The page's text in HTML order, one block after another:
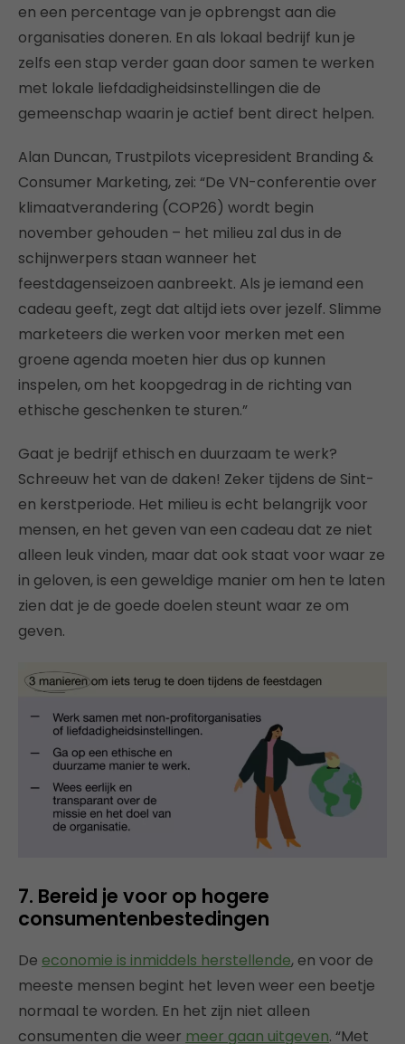
en een percentage van je opbrengst aan die
organisaties doneren. En als lokaal bedrijf kun je
zelfs een stap verder gaan door samen te werken
met lokale liefdadigheidsinstellingen die de
gemeenschap waarin je actief bent direct helpen.
Alan Duncan, Trustpilots vicepresident Branding &
Consumer Marketing, zei: “De VN-conferentie over
klimaatverandering (COP26) wordt begin
november gehouden – het milieu zal dus in de
schijnwerpers staan wanneer het
feestdagenseizoen aanbreekt. Als je iemand een
cadeau geeft, zegt dat altijd iets over jezelf. Slimme
marketeers die werken voor merken met een
groene agenda moeten hier dus op kunnen
inspelen, om het koopgedrag in de richting van
ethische geschenken te sturen.”
Gaat je bedrijf ethisch en duurzaam te werk?
Schreeuw het van de daken! Zeker tijdens de Sint-
en kerstperiode. Het milieu is echt belangrijk voor
mensen, en het geven van een cadeau dat ze niet
alleen leuk vinden, maar dat ook staat voor waar ze
in geloven, is een geweldige manier om hen te laten
zien dat je de goede doelen steunt waar ze om
geven.
7. Bereid je voor op hogere
consumentenbestedingen
De economie is inmiddels herstellende, en voor de
meeste mensen begint het leven weer een beetje
normaal te worden. En het zijn niet alleen
consumenten die weer meer gaan uitgeven. “Met